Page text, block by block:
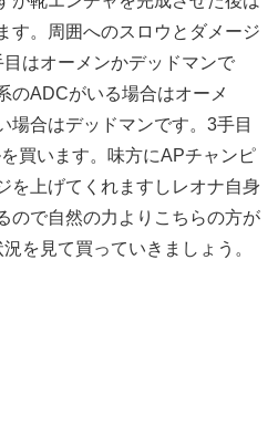
す。周囲へのスロウとダメージ
はオーメンかデッドマンで
のADCがいる場合はオーメ
場合はデッドマンです。3手目
買います。味方にAPチャンピ
を上げてくれますしレオナ自身
ので自然の力よりこちらの方が
を見て買っていきましょう。